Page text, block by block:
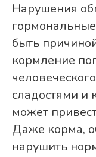
Нарушения
быть
кормление
сладостями и
может
Даже корма,
нарушить